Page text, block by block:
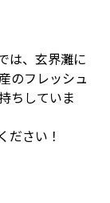
は、玄界灘に
のフレッシュ
ちしていま
ださい！